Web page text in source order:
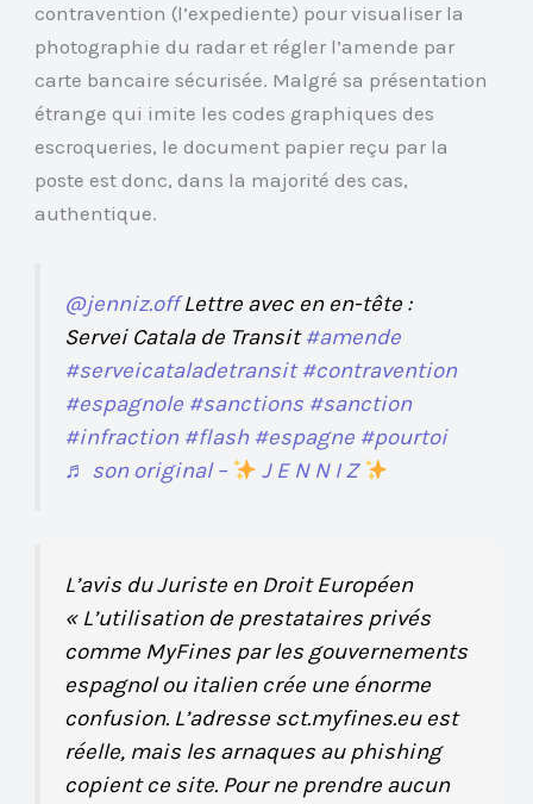
contravention (l’expediente) pour visualiser la
photographie du radar et régler l’amende par
carte bancaire sécurisée. Malgré sa présentation
étrange qui imite les codes graphiques des
escroqueries, le document papier reçu par la
poste est donc, dans la majorité des cas,
authentique.
@jenniz.offLettre avec en en-tête :
Servei Catala de Transit#amende
#serveicataladetransit #contravention
#espagnole #sanctions #sanction
#infraction #flash #espagne #pourtoi
♬ son original –
J E N N I Z
L’avis du Juriste en Droit Européen
« L’utilisation de prestataires privés
comme MyFines par les gouvernements
espagnol ou italien crée une énorme
confusion. L’adresse sct.myfines.eu est
réelle, mais les arnaques au phishing
copient ce site. Pour ne prendre aucun